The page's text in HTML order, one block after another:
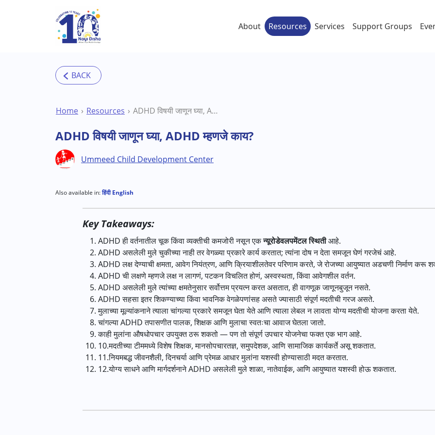
Skip to main content
About Resources Services Support Groups
Home Resources ADHD विषयी जाणून घ्या, ADHD म्हणजे काय?
ADHD विषयी जाणून घ्या, ADHD म्हणजे काय?
Ummeed Child Development Center
Also available in:हिंदीEnglish
Key Takeaways:
ADHD ही वर्तनातील चूक किंवा व्यक्तीची कमजोरी नसून एकन्यूरोडेवलपमेंटल स्थितीआहे.
ADHD असलेली मुले चुकीच्या नाही तर वेगळ्या प्रकारे कार्य करतात; त्यांना दोष न देता समजून घेणं गरजेचं आहे.
ADHD लक्ष देण्याची क्षमता, आवेग नियंत्रण, आणि क्रियाशीलतेवर परिणाम करते, जे रोजच्या आयुष्यात अडचणी निर्माण करू
ADHD ची लक्षणे म्हणजे लक्ष न लागणं, पटकन विचलित होणं, अस्वस्थता, किंवा आवेगशील वर्तन.
ADHD असलेली मुले त्यांच्या क्षमतेनुसार सर्वोत्तम प्रयत्न करत असतात, ही वागणूक जाणूनबुजून नसते.
ADHD सहसा इतर शिकण्याच्या किंवा भावनिक वेगळेपणांसह असते ज्यासाठी संपूर्ण मदतीची गरज असते.
मुलाच्या मूल्यांकनाने त्याला चांगल्या प्रकारे समजून घेता येते आणि त्याला लेबल न लावता योग्य मदतीची योजना करता येते.
चांगल्या ADHD तपासणीत पालक, शिक्षक आणि मुलाचा स्वतःचा आवाज घेतला जातो.
काही मुलांना औषधोपचार उपयुक्त ठरू शकतो — पण तो संपूर्ण उपचार योजनेचा फक्त एक भाग आहे.
10.मदतीच्या टीममध्ये विशेष शिक्षक, मानसोपचारतज्ञ, समुपदेशक, आणि सामाजिक कार्यकर्ते असू शकतात.
11.नियमबद्ध जीवनशैली, दिनचर्या आणि प्रेमळ आधार मुलांना यशस्वी होण्यासाठी मदत करतात.
12.योग्य साधने आणि मार्गदर्शनाने ADHD असलेली मुले शाळा, नातेवाईक, आणि आयुष्यात यशस्वी होऊ शकतात.